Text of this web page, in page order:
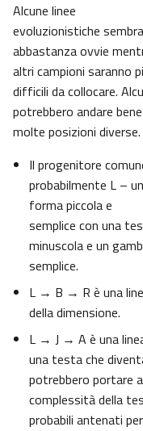
Alcune linee
evoluzionistiche
abbastanza ovvie
altri campioni saranno
difficili da collocare.
potrebbero andare
molte posizioni diverse.
Il progenitore
probabilmente L –
forma piccola e
semplice con una
minuscola e un
semplice.
L → B → R è una
della dimensione.
L → J → A è una
una testa che
potrebbero portare
complessità della
probabili antenati